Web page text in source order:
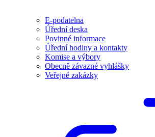
E-podatelna
Úřední deska
Povinné informace
Úřední hodiny a kontakty
Komise a výbory
Obecně závazné vyhlášky
Veřejné zakázky